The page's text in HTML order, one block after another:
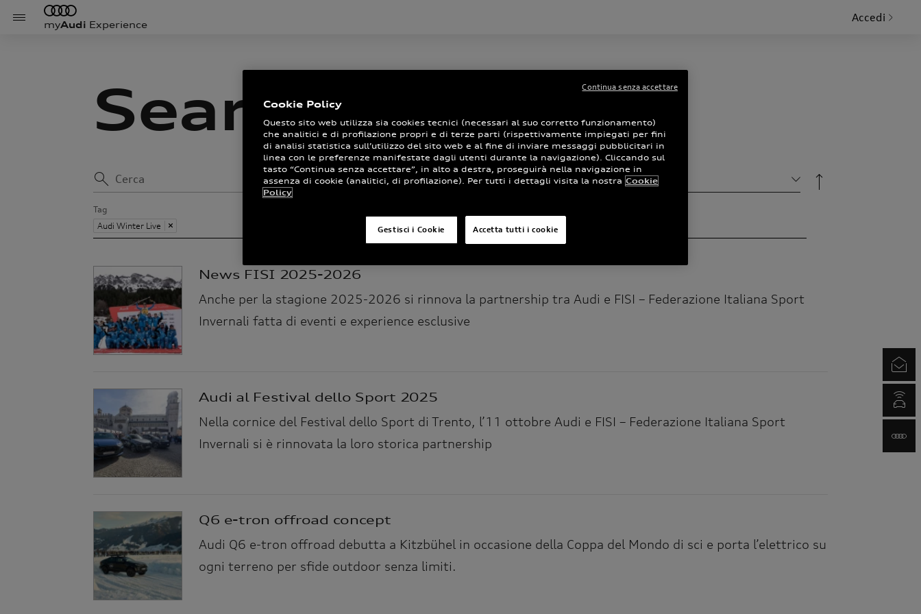
myAudi Experience
Accedi
Search
Cerca
Ordinamento
Audi Winter Live
Tag
News FISI 2025-2026
Anche per la stagione 2025-2026 si rinnova la partnership tra Audi e FISI – Federazione Italiana Sport
Invernali fatta di eventi e experience esclusive
Audi al Festival dello Sport 2025
Nella cornice del Festival dello Sport di Trento, l’11 ottobre Audi e FISI – Federazione Italiana Sport
Invernali si è rinnovata la loro storica partnership
Q6 e-tron offroad concept
Audi Q6 e-tron offroad debutta a Kitzbühel in occasione della Coppa del Mondo di sci e porta l’elettrico su
ogni terreno per sfide outdoor senza limiti.
Cookie Policy
Questo sito web utilizza sia cookies tecnici (necessari al suo corretto funzionamento)
che analitici e di profilazione propri e di terze parti (rispettivamente impiegati per fini
di analisi statistica sull’utilizzo del sito web e al fine di inviare messaggi pubblicitari in
linea con le preferenze manifestate dagli utenti durante la navigazione). Cliccando sul
tasto “Continua senza accettare”, in alto a destra, proseguirà nella navigazione in
assenza di cookie (analitici, di profilazione). Per tutti i dettagli visita la nostra Cookie
Policy
Accetta tutti i cookie
Gestisci i Cookie
Continua senza accettare